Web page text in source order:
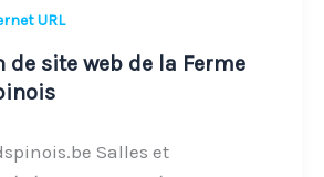
URL
site web de la Ferme
Salles et